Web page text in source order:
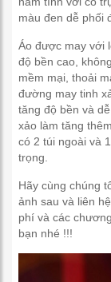
màu đen dễ phối
Áo được may với
độ bền cao,
mềm mại, thoải
đường may tinh
tăng độ bền và
xảo làm tăng
có 2 túi ngoài và
trọng.
Hãy cùng chúng
ảnh sau và liên
phí và các
bạn nhé !!!